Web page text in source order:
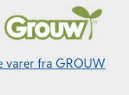
varer fra GROUW